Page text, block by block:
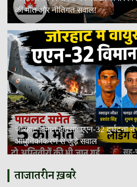
की मौत और नीतिगत सवाल!
जोरहाट विमान हादसा: एएन-32 दुर्घटना
आधुनिकीकरण से जुड़े सवाल
ताजातरीन ख़बरे